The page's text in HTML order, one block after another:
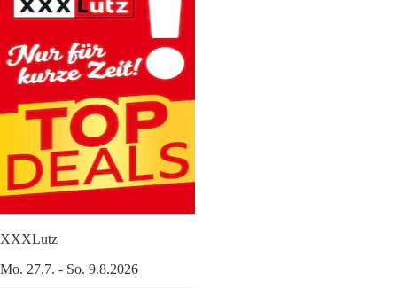
XXXLutz
Mo. 27.7. - So. 9.8.2026